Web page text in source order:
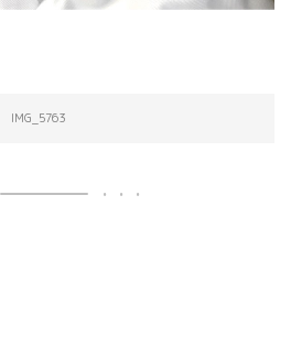
IMG_5763